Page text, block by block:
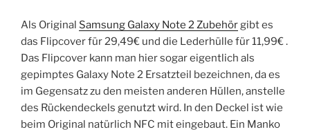
Als Original Samsung Galaxy Note 2 Zubehörgibt es
das Flipcover für 29,49€ und die Lederhülle für 11,99€ .
Das Flipcover kann man hier sogar eigentlich als
gepimptes Galaxy Note 2 Ersatzteil bezeichnen, da es
im Gegensatz zu den meisten anderen Hüllen, anstelle
des Rückendeckels genutzt wird. In den Deckel ist wie
beim Original natürlich NFC mit eingebaut. Ein Manko